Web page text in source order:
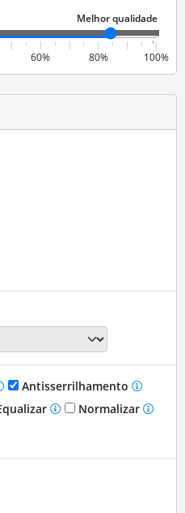
60% 80% 100%
Antisserrilhamento
Normalizar